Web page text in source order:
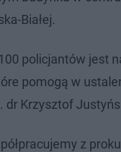
Białej.
policjantów jest
pomogą w
dr Krzysztof
z